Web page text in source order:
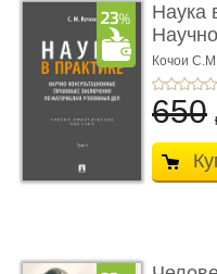
Наука
...
Кочои
650